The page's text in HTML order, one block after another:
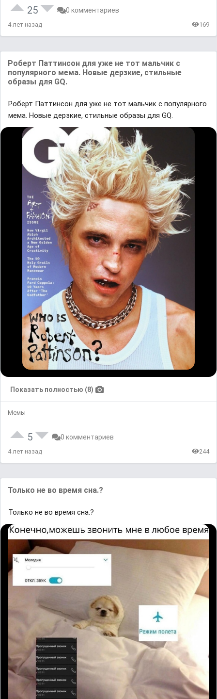
25 0 комментариев
4 лет назад 169
Роберт Паттинсон для уже не тот мальчик с
популярного мема. Новые дерзкие, стильные
образы для GQ.
Роберт Паттинсон для уже не тот мальчик с популярного
мема. Новые дерзкие, стильные образы для GQ.
Показать полностью (8)
Мемы
5 0 комментариев
4 лет назад 244
Только не во время сна.?
Только не во время сна.?